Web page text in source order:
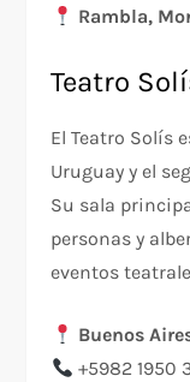
Rambla,
Teatro
El Teatro Solís
Uruguay y el
Su sala
personas y
eventos
Buenos
+5982 1950